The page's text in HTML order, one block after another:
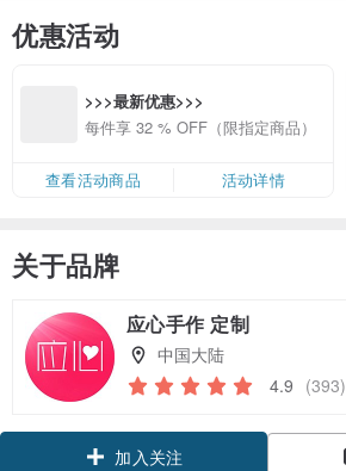
优惠活动
>>>最新优惠>>>
每件享 32 % OFF（限指定商品）
查看活动商品 活动详情
关于品牌
应心手作 定制
中国大陆
4.9 (393)
加入关注